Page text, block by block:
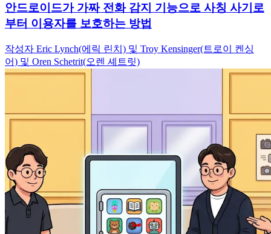
안드로이드가 가짜 전화 감지 기능으로 사칭 사기로
부터 이용자를 보호하는 방법
작성자 Eric Lynch(에릭 린치) 및 Troy Kensinger(트로이 켄싱
어) 및 Oren Schetrit(오렌 셰트릿)